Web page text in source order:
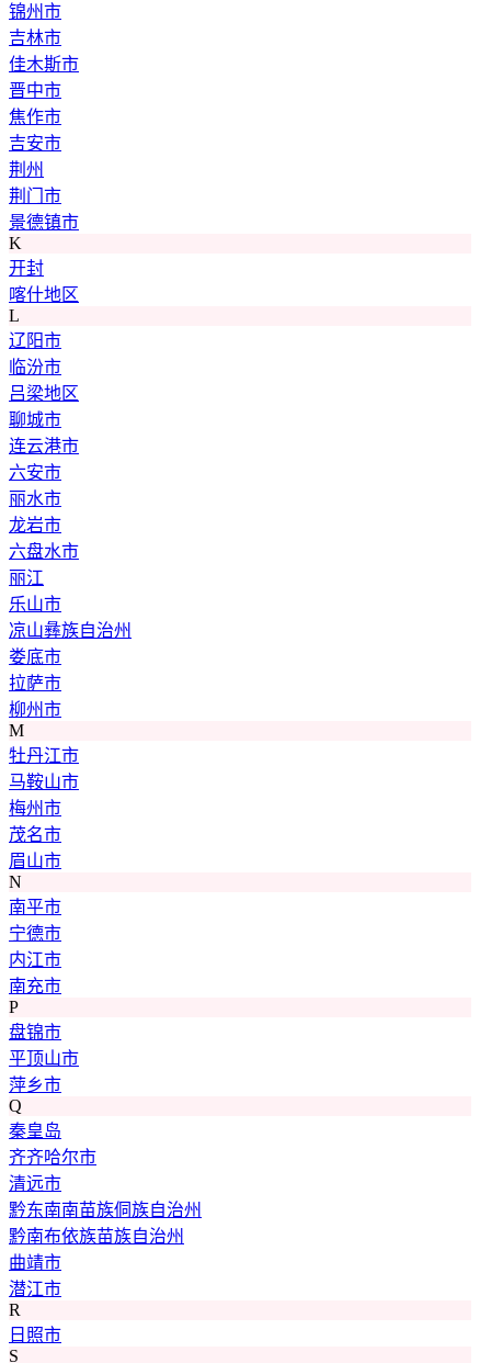
锦州市
吉林市
佳木斯市
晋中市
焦作市
吉安市
荆州
荆门市
景德镇市
K
开封
喀什地区
L
辽阳市
临汾市
吕梁地区
聊城市
连云港市
六安市
丽水市
龙岩市
六盘水市
丽江
乐山市
凉山彝族自治州
娄底市
拉萨市
柳州市
M
牡丹江市
马鞍山市
梅州市
茂名市
眉山市
N
南平市
宁德市
内江市
南充市
P
盘锦市
平顶山市
萍乡市
Q
秦皇岛
齐齐哈尔市
清远市
黔东南南苗族侗族自治州
黔南布依族苗族自治州
曲靖市
潜江市
R
日照市
S